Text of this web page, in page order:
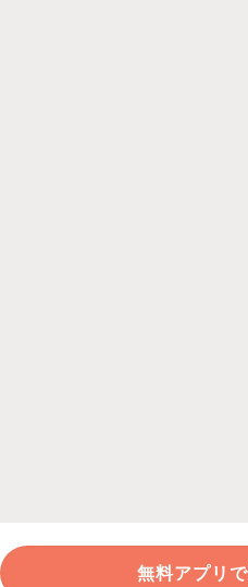
無料アプリで